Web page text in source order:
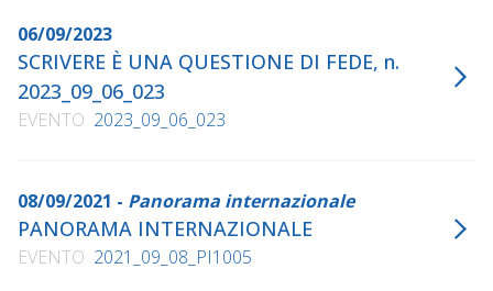
06/09/2023
SCRIVERE È UNA QUESTIONE DI FEDE, n.
2023_09_06_023
EVENTO 2023_09_06_023
08/09/2021 - Panorama internazionale
PANORAMA INTERNAZIONALE
EVENTO 2021_09_08_PI1005